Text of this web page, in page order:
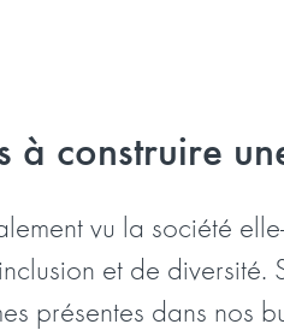
à construire
vu la société
et de
présentes dans nos